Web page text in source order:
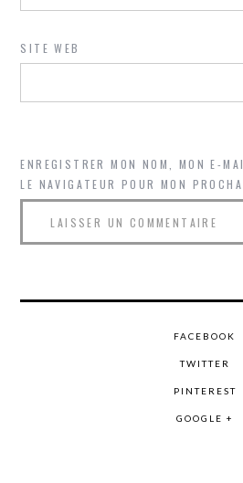
SITE WEB
ENREGISTRER MON NOM, MON E-
LE NAVIGATEUR POUR MON
FACEBOOK
TWITTER
PINTEREST
GOOGLE +